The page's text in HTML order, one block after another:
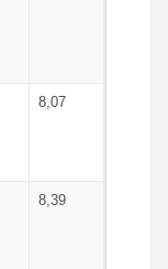
8,07
8,39